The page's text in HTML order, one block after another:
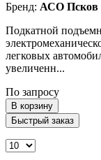
Бренд: АСО Псков
Подкатной
легковых
увеличенн...
По запросу
В корзину
Быстрый заказ